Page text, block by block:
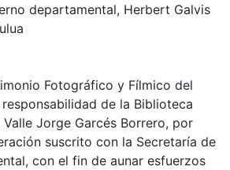
departamental, Herbert Galvis
Fotográfico y Fílmico del
de la Biblioteca
Jorge Garcés Borrero, por
suscrito con la Secretaría de
con el fin de aunar esfuerzos